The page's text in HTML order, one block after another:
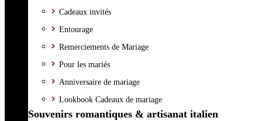
Cadeaux invités
Entourage
Remerciements de Mariage
Pour les mariés
Anniversaire de mariage
Lookbook Cadeaux de mariage
Souvenirs romantiques & artisanat italien